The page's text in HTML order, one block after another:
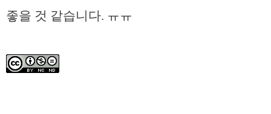
좋을 것 같습니다. ㅠㅠ